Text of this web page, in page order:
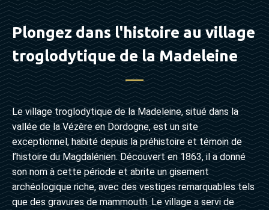
Plongez dans l'histoire au village
troglodytique de la Madeleine
Le village troglodytique de la Madeleine, situé dans la
vallée de la Vézère en Dordogne, est un site
exceptionnel, habité depuis la préhistoire et témoin de
l’histoire du Magdalénien. Découvert en 1863, il a donné
son nom à cette période et abrite un gisement
archéologique riche, avec des vestiges remarquables tels
que des gravures de mammouth. Le village a servi de